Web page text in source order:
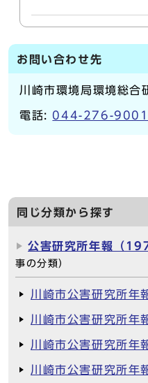
お問い合わせ先
川崎市環境局環境総合
電話: 044-276-9001
同じ分類から探す
公害研究所年報（
事の分類）
川崎市公害研究所
川崎市公害研究所
川崎市公害研究所
川崎市公害研究所